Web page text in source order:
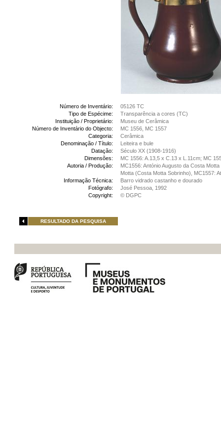
Número de Inventário:
05126 TC
Tipo de Espécime:
Transparência a cores (TC)
Instituição / Proprietário:
Museu de Cerâmica
Número de Inventário do Objecto:
MC 1556, MC 1557
Categoria:
Cerâmica
Denominação / Título:
Leiteira e bule
Datação:
Século XX (1908-1916)
Dimensões:
MC 1556: A.13,5 x C.13 x L.11cm; MC
Autoria / Produção:
MC1556: António Augusto da Costa
Motta (Costa Motta Sobrinho), MC1557:
Informação Técnica:
Barro vidrado castanho e dourado
Fotógrafo:
José Pessoa, 1992
Copyright:
© DGPC
RESULTADO DA PESQUISA